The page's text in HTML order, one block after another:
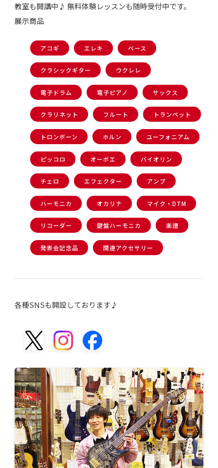
教室も開講中♪ 無料体験レッスンも随時受付中です。
展示商品
アコギ エレキ ベース
クラシックギター ウクレレ
電子ドラム 電子ピアノ サックス
クラリネット フルート トランペット
トロンボーン ホルン ユーフォニアム
ピッコロ オーボエ バイオリン
チェロ エフェクター アンプ
ハーモニカ オカリナ マイク・DTM
リコーダー 鍵盤ハーモニカ 楽譜
発表会記念品 関連アクセサリー
各種SNSも開設しております♪